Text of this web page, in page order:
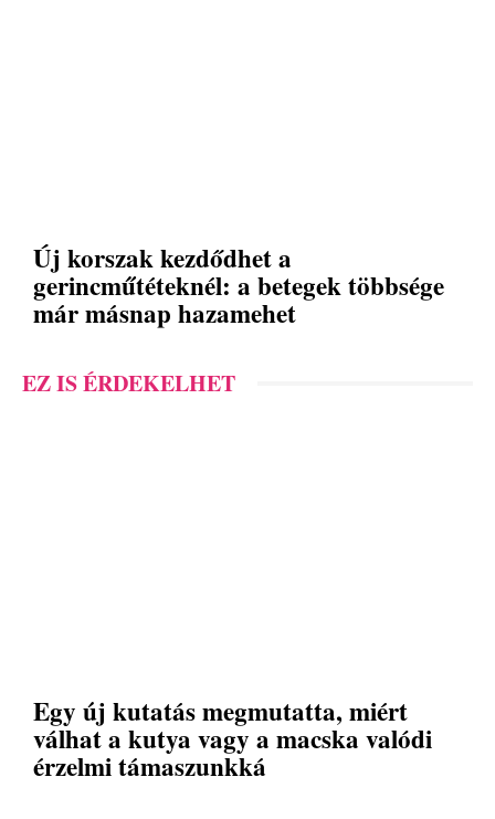
Új korszak kezdődhet a
gerincműtéteknél: a betegek többsége
már másnap hazamehet
EZ IS ÉRDEKELHET
Egy új kutatás megmutatta, miért
válhat a kutya vagy a macska valódi
érzelmi támaszunkká